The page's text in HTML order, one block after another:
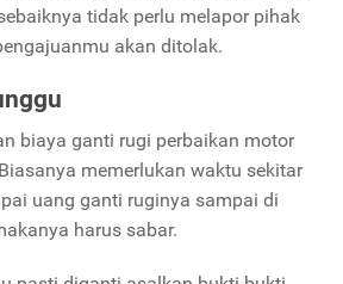
tidak perlu melapor pihak
akan ditolak.
biaya ganti rugi perbaikan motor
memerlukan waktu sekitar
uang ganti ruginya sampai di
harus sabar.